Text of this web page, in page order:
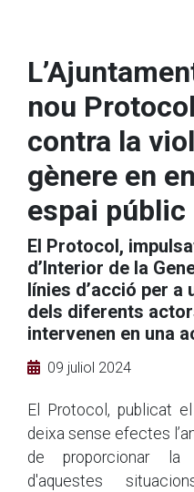
nou
contra la
gènere en
espai
El Protocol,
d’Interior de la
línies d’acció per a
dels diferents
intervenen en una
09 juliol 2024
El Protocol, publicat
deixa sense efectes
de proporcionar la
d'aquestes